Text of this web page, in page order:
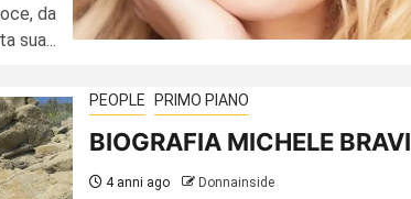
da
sua...
PEOPLE PRIMO PIANO
BIOGRAFIA MICHELE BRAVI
4 anni ago Donnainside